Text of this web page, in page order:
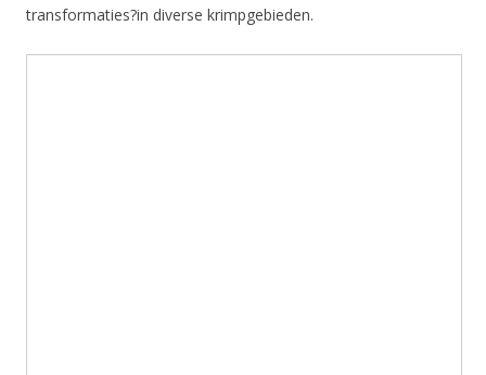
transformaties?in diverse krimpgebieden.